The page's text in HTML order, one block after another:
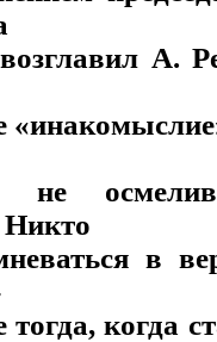
А.
Никто
в
когда